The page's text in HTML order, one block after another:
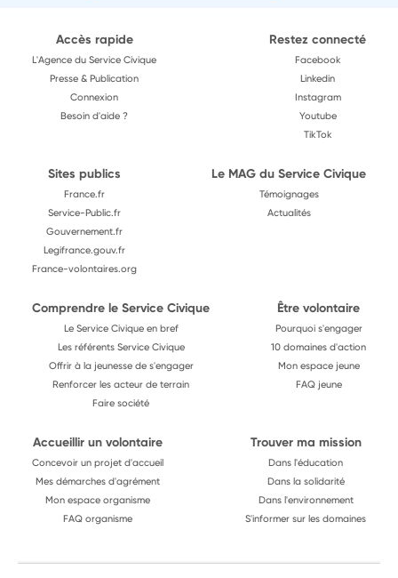
Accès rapide
L'Agence du Service Civique
Presse & Publication
Connexion
Besoin d'aide ?
Restez connecté
Facebook
Linkedin
Instagram
Youtube
TikTok
Sites publics
France.fr
Service-Public.fr
Gouvernement.fr
Legifrance.gouv.fr
France-volontaires.org
Le MAG du Service Civique
Témoignages
Actualités
Comprendre le Service Civique
Le Service Civique en bref
Les référents Service Civique
Offrir à la jeunesse de s'engager
Renforcer les acteur de terrain
Faire société
Être volontaire
Pourquoi s'engager
10 domaines d'action
Mon espace jeune
FAQ jeune
Accueillir un volontaire
Concevoir un projet d'accueil
Mes démarches d'agrément
Mon espace organisme
FAQ organisme
Trouver ma mission
Dans l'éducation
Dans la solidarité
Dans l'environnement
S'informer sur les domaines